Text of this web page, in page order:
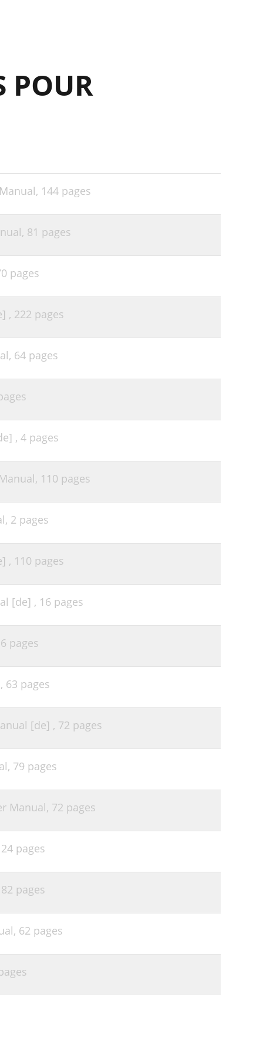
40
43
47
49
66
66
68
POUR
144 pages
81 pages
pages
, 222 pages
64 pages
, 4 pages
110 pages
2 pages
, 110 pages
[de] , 16 pages
6 pages
63 pages
[de] , 72 pages
79 pages
Manual, 72 pages
pages
pages
62 pages